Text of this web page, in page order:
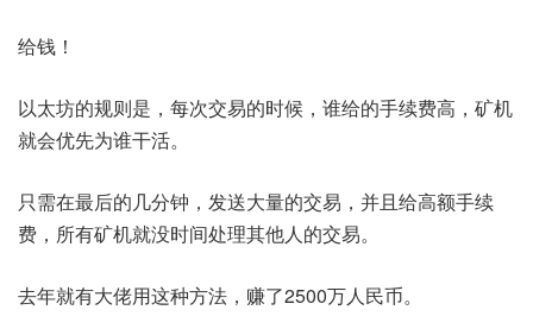
给钱！
以太坊的规则是，每次交易的时候，谁给的手续费高，矿机
就会优先为谁干活。
只需在最后的几分钟，发送大量的交易，并且给高额手续
费，所有矿机就没时间处理其他人的交易。
去年就有大佬用这种方法，赚了2500万人民币。